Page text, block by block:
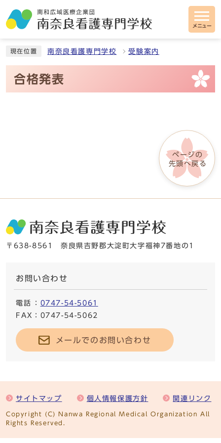
メニュー
現在位置 南奈良看護専門学校 受験案内
合格発表
ページの
先頭へ戻る
〒638-8561 奈良県吉野郡大淀町大字福神7番地の1
お問い合わせ
電話 ： 0747-54-5061
FAX ：0747-54-5062
メールでのお問い合わせ
サイトマップ 個人情報保護方針 関連リンク
Copyright (C) Nanwa Regional Medical Organization All
Rights Reserved.